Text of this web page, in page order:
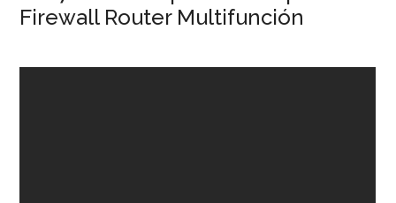
Firewall Router Multifunción